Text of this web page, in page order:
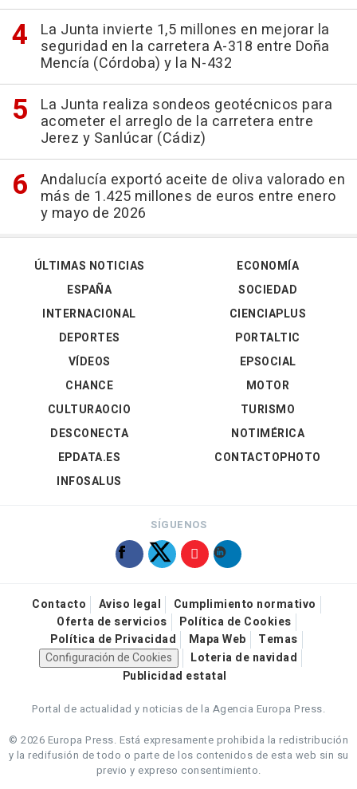
La Junta invierte 1,5 millones en mejorar la
seguridad en la carretera A-318 entre Doña
Mencía (Córdoba) y la N-432
La Junta realiza sondeos geotécnicos para
acometer el arreglo de la carretera entre
Jerez y Sanlúcar (Cádiz)
Andalucía exportó aceite de oliva valorado en
más de 1.425 millones de euros entre enero
y mayo de 2026
ÚLTIMAS NOTICIAS
ESPAÑA
INTERNACIONAL
DEPORTES
VÍDEOS
ECONOMÍA
SOCIEDAD
CIENCIAPLUS
PORTALTIC
EPSOCIAL
CHANCE
CULTURAOCIO
DESCONECTA
EPDATA.ES
INFOSALUS
MOTOR
TURISMO
NOTIMÉRICA
CONTACTOPHOTO
SÍGUENOS
Contacto Aviso legal
Cumplimiento normativo
Oferta de servicios
Política de Cookies
Política de Privacidad
Mapa Web
Temas
Configuración de Cookies
Loteria de navidad
Publicidad estatal
Portal de actualidad y noticias de la Agencia Europa Press.
© 2026 Europa Press. Está expresamente prohibida la redistribución
y la redifusión de todo o parte de los contenidos de esta web sin su
previo y expreso consentimiento.